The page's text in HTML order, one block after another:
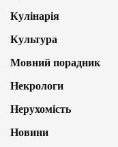
Кулінарія
Культура
Мовний порадник
Некрологи
Нерухомість
Новини